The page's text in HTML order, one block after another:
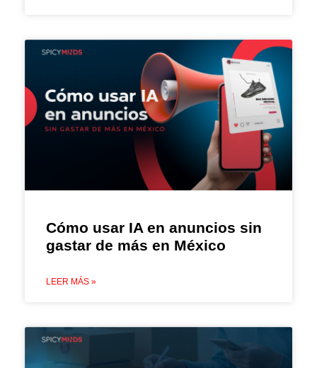
Cómo usar IA en anuncios sin
gastar de más en México
LEER MÁS »